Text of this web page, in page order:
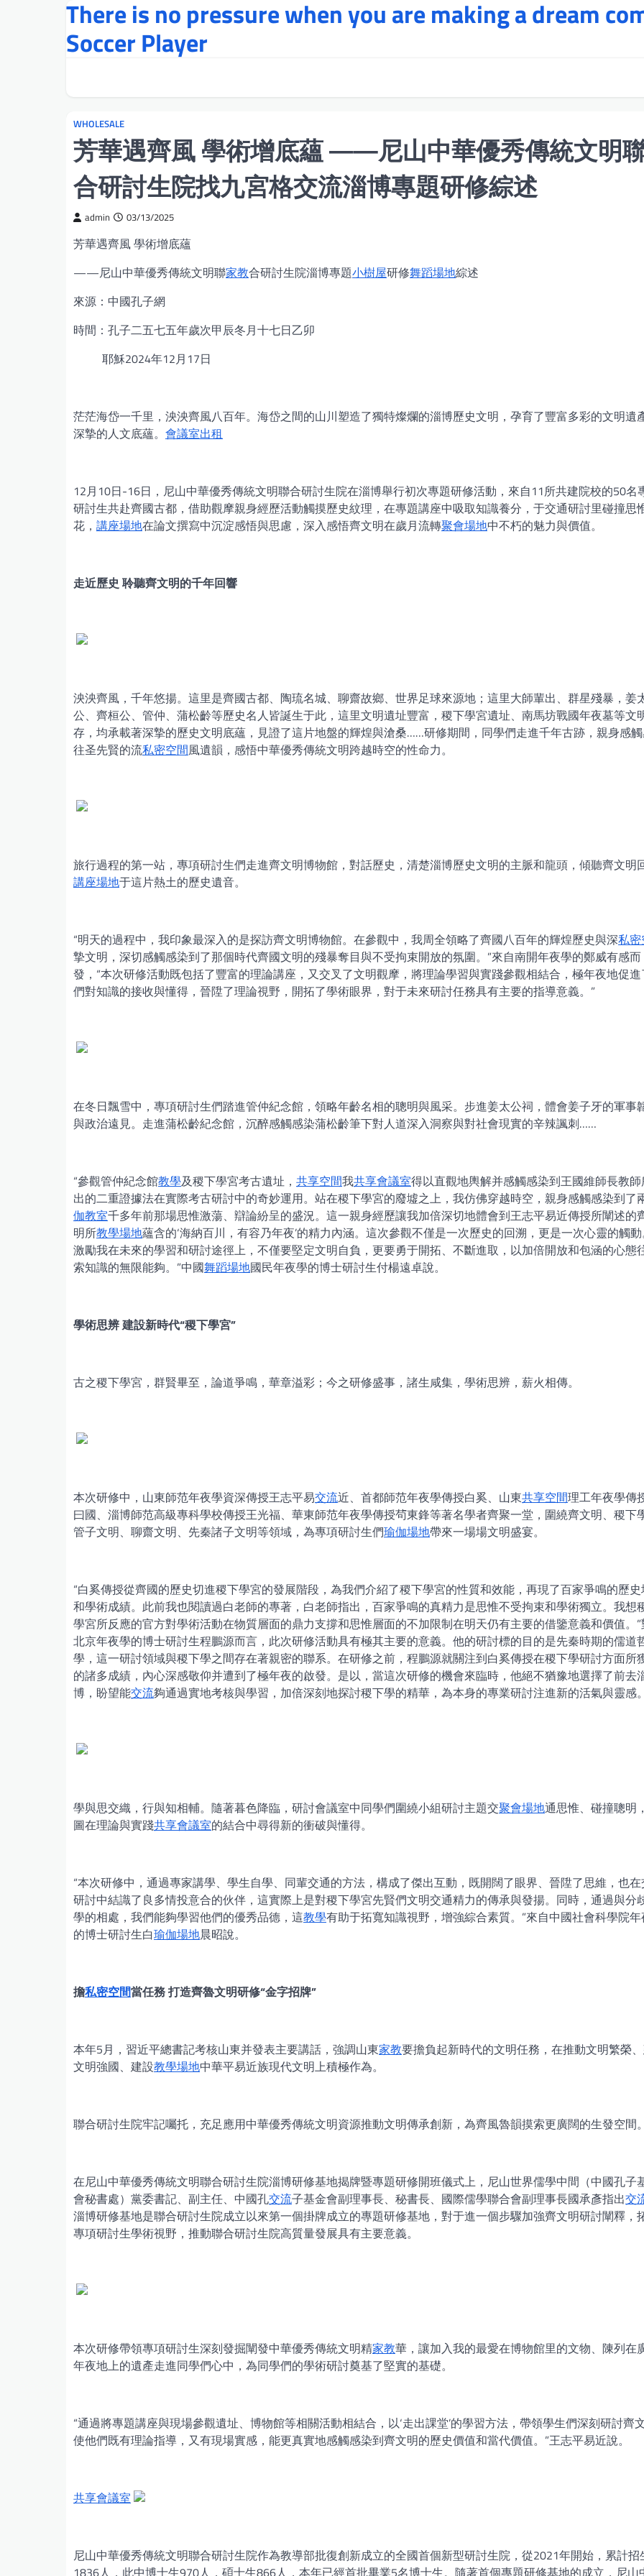
There is no pressure when you are making a dream
Soccer Player
WHOLESALE
芳華遇齊風 學術增底蘊 ——尼山中華優秀傳統文明
合研討生院找九宮格交流淄博專題研修綜述
admin 03/13/2025
芳華遇齊風 學術增底蘊
——尼山中華優秀傳統文明聯家教合研討生院淄博專題小樹屋研修舞蹈場地綜述
來源：中國孔子網
時間：孔子二五七五年歲次甲辰冬月十七日乙卯
耶穌2024年12月17日
茫茫海岱一千里，泱泱齊風八百年。海岱之間的山川塑造了獨特燦爛的淄博歷史文明，孕育了豐富多彩的文明遺
深摯的人文底蘊。 會議室出租
12月10日-16日，尼山中華優秀傳統文明聯合研討生院在淄博舉行初次專題研修活動，來自11所共建院校的50名
研討生共赴齊國古都，借助觀摩親身經歷活動觸摸歷史紋理，在專題講座中吸取知識養分，于交通研討里碰撞思
花， 講座場地在論文撰寫中沉淀感悟與思慮，深入感悟齊文明在歲月流轉聚會場地中不朽的魅力與價值。
走近歷史 聆聽齊文明的千年回響
泱泱齊風，千年悠揚。這里是齊國古都、陶琉名城、聊齋故鄉、世界足球來源地；這里大師輩出、群星殘暴，姜
公、齊桓公、管仲、蒲松齡等歷史名人皆誕生于此，這里文明遺址豐富，稷下學宮遺址、南馬坊戰國年夜墓等文
存，均承載著深摯的歷史文明底蘊，見證了這片地盤的輝煌與滄桑……研修期間，同學們走進千年古跡，親身感
往圣先賢的流私密空間風遺韻，感悟中華優秀傳統文明跨越時空的性命力。
旅行過程的第一站，專項研討生們走進齊文明博物館，對話歷史，清楚淄博歷史文明的主脈和龍頭，傾聽齊文明
講座場地于這片熱土的歷史遺音。
“明天的過程中，我印象最深入的是探訪齊文明博物館。在參觀中，我周全領略了齊國八百年的輝煌歷史與深私
摯文明，深切感觸感染到了那個時代齊國文明的殘暴奪目與不受拘束開放的氛圍。”來自南開年夜學的鄭威有感而
發，“本次研修活動既包括了豐富的理論講座，又交叉了文明觀摩，將理論學習與實踐參觀相結合，極年夜地促
們對知識的接收與懂得，晉陞了理論視野，開拓了學術眼界，對于未來研討任務具有主要的指導意義。”
在冬日飄雪中，專項研討生們踏進管仲紀念館，領略年齡名相的聰明與風采。步進姜太公祠，體會姜子牙的軍事
與政治遠見。走進蒲松齡紀念館，沉醉感觸感染蒲松齡筆下對人道深入洞察與對社會現實的辛辣諷刺……
“參觀管仲紀念館教學及稷下學宮考古遺址， 共享空間我共享會議室得以直觀地輿解并感觸感染到王國維師長教師
出的二重證據法在實際考古研討中的奇妙運用。站在稷下學宮的廢墟之上，我仿佛穿越時空，親身感觸感染到了
伽教室千多年前那場思惟激蕩、辯論紛呈的盛況。這一親身經歷讓我加倍深切地體會到王志平易近傳授所闡述的
明所教學場地蘊含的‘海納百川，有容乃年夜’的精力內涵。這次參觀不僅是一次歷史的回溯，更是一次心靈的觸
激勵我在未來的學習和研討途徑上，不僅要堅定文明自負，更要勇于開拓、不斷進取，以加倍開放和包涵的心態
索知識的無限能夠。”中國舞蹈場地國民年夜學的博士研討生付楊遠卓說。
學術思辨 建設新時代“稷下學宮”
古之稷下學宮，群賢畢至，論道爭鳴，華章溢彩；今之研修盛事，諸生咸集，學術思辨，薪火相傳。
本次研修中，山東師范年夜學資深傳授王志平易交流近、首都師范年夜學傳授白奚、山東共享空間理工年夜學傳
曰國、淄博師范高級專科學校傳授王光福、華東師范年夜學傳授茍東鋒等著名學者齊聚一堂，圍繞齊文明、稷下學
管子文明、聊齋文明、先秦諸子文明等領域，為專項研討生們瑜伽場地帶來一場場文明盛宴。
“白奚傳授從齊國的歷史切進稷下學宮的發展階段，為我們介紹了稷下學宮的性質和效能，再現了百家爭鳴的歷
和學術成績。此前我也閱讀過白老師的專著，白老師指出，百家爭鳴的真精力是思惟不受拘束和學術獨立。我想
學宮所反應的官方對學術活動在物質層面的鼎力支撐和思惟層面的不加限制在明天仍有主要的借鑒意義和價值。
北京年夜學的博士研討生程鵬源而言，此次研修活動具有極其主要的意義。他的研討標的目的是先秦時期的儒道
學，這一研討領域與稷下學之間存在著親密的聯系。在研修之前，程鵬源就關注到白奚傳授在稷下學研討方面所
的諸多成績，內心深感敬仰并遭到了極年夜的啟發。是以，當這次研修的機會來臨時，他絕不猶豫地選擇了前去
博，盼望能交流夠通過實地考核與學習，加倍深刻地探討稷下學的精華，為本身的專業研討注進新的活氣與靈感。
學與思交織，行與知相輔。隨著暮色降臨，研討會議室中同學們圍繞小組研討主題交聚會場地通思惟、碰撞聰明
圖在理論與實踐共享會議室的結合中尋得新的衝破與懂得。
“本次研修中，通過專家講學、學生自學、同輩交通的方法，構成了傑出互動，既開闊了眼界、晉陞了思維，也在
研討中結識了良多情投意合的伙伴，這實際上是對稷下學宮先賢們文明交通精力的傳承與發揚。同時，通過與分
學的相處，我們能夠學習他們的優秀品德，這教學有助于拓寬知識視野，增強綜合素質。”來自中國社會科學院年
的博士研討生白瑜伽場地晨昭說。
擔私密空間當任務 打造齊魯文明研修“金字招牌”
本年5月，習近平總書記考核山東并發表主要講話，強調山東家教要擔負起新時代的文明任務，在推動文明繁榮
文明強國、建設教學場地中華平易近族現代文明上積極作為。
聯合研討生院牢記囑托，充足應用中華優秀傳統文明資源推動文明傳承創新，為齊風魯韻摸索更廣闊的生發空間。
在尼山中華優秀傳統文明聯合研討生院淄博研修基地揭牌暨專題研修開班儀式上，尼山世界儒學中間（中國孔子
會秘書處）黨委書記、副主任、中國孔交流子基金會副理事長、秘書長、國際儒學聯合會副理事長國承彥指出交
淄博研修基地是聯合研討生院成立以來第一個掛牌成立的專題研修基地，對于進一個步驟加強齊文明研討闡釋，
專項研討生學術視野，推動聯合研討生院高質量發展具有主要意義。
本次研修帶領專項研討生深刻發掘闡發中華優秀傳統文明精家教華，讓加入我的最愛在博物館里的文物、陳列在
年夜地上的遺產走進同學們心中，為同學們的學術研討奠基了堅實的基礎。
“通過將專題講座與現場參觀遺址、博物館等相關活動相結合，以‘走出課堂’的學習方法，帶領學生們深刻研討齊
使他們既有理論指導，又有現場實感，能更真實地感觸感染到齊文明的歷史價值和當代價值。”王志平易近說。
共享會議室
尼山中華優秀傳統文明聯合研討生院作為教導部批復創新成立的全國首個新型研討生院，從2021年開始，累計招
1836人，此中博士生970人，碩士生866人，本年已經首批畢業5名博士生。隨著首個專題研修基地的成立，尼山